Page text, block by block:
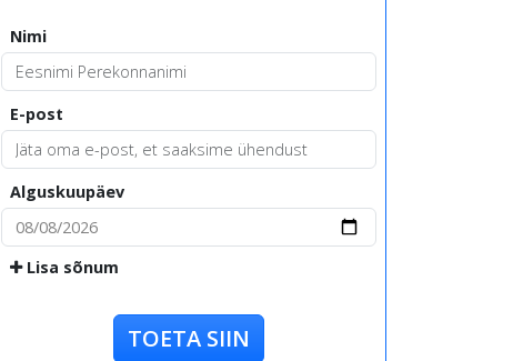
Nimi
E-post
Alguskuupäev
Lisa sõnum
TOETA SIIN